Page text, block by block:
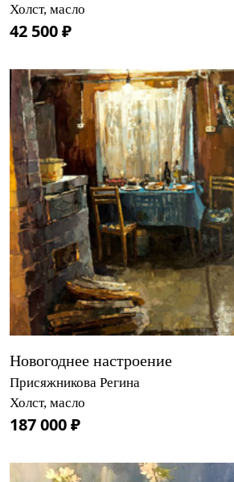
Холст, масло
42 500 ₽
Новогоднее настроение
Присяжникова Регина
Холст, масло
187 000 ₽